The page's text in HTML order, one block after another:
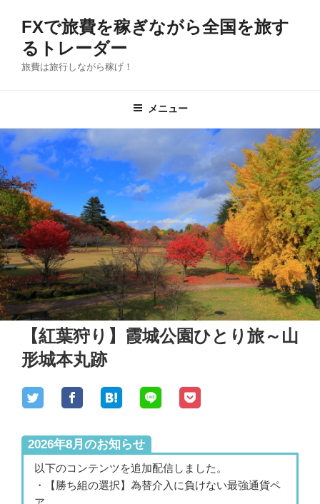
キ
ッ
プ
FXで旅費を稼ぎながら全国を旅す
るトレーダー
旅費は旅行しながら稼げ！
メニュー
【紅葉狩り】霞城公園ひとり旅～山
形城本丸跡
2026年8月のお知らせ
以下のコンテンツを追加配信しました。
・【勝ち組の選択】為替介入に負けない最強通貨ペ